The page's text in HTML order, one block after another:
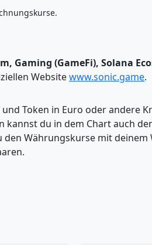
Gaming (GameFi), Solana
Websitewww.sonic.game.
Token in Euro oder andere
du in dem Chart auch
den Währungskurse mit